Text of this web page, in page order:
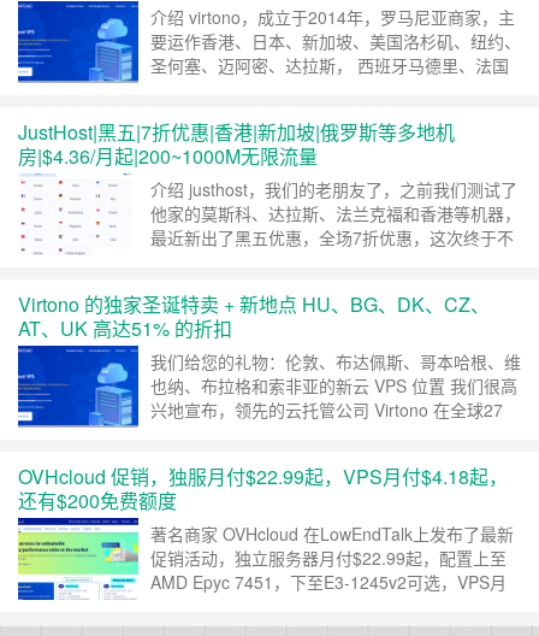
介绍 virtono，成立于2014年，罗马尼亚商家，主
要运作香港、日本、新加坡、美国洛杉矶、纽约、
圣何塞、迈阿密、达拉斯， 西班牙马德里、法国
的VPS和独立服务器。支持安装windows系统，支
持支付宝和paypal支付。 官网 直达官网 套餐详情
KVM 512M……继续阅读 »
JustHost|黑五|7折优惠|香港|新加坡|俄罗斯等多地机
房|$4.36/月起|200~1000M无限流量
介绍 justhost，我们的老朋友了，之前我们测试了
他家的莫斯科、达拉斯、法兰克福和香港等机器，
最近新出了黑五优惠，全场7折优惠，这次终于不
惠后$4.36/月起，200~1000Mbps无限流量可选。
官网 justhost.ru（已和谐） justhost.asia……
阅读 »
Virtono 的独家圣诞特卖 + 新地点 HU、BG、DK、CZ、
AT、UK 高达51% 的折扣
我们给您的礼物：伦敦、布达佩斯、哥本哈根、维
也纳、布拉格和索非亚的新云 VPS 位置 我们很高
兴地宣布，领先的云托管公司 Virtono 在全球27
亚。 这些新的数据中心为企业和个人提供了更多
机会来利用 Virtono 可靠且可扩展的托管解决方
案。无论您是在寻找网站托……继续阅读 »
OVHcloud 促销，独服月付$22.99起，VPS月付$4.18起，
还有$200免费额度
著名商家 OVHcloud 在LowEndTalk上发布了最新
促销活动，独立服务器月付$22.99起，配置上至
AMD Epyc 7451，下至E3-1245v2可选，VPS月
和欧洲等机房可选。 促销详情 优惠于 22 年 6 月